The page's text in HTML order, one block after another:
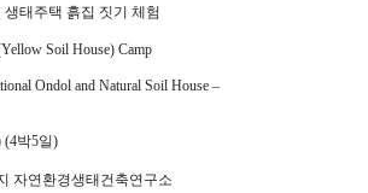
태주택 흙집 짓기 체험
Soil House) Camp
Ondol and Natural Soil House –
(4박5일)
자연환경생태건축연구소